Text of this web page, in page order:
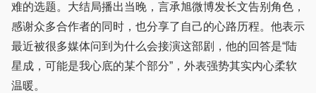
难的选题。大结局播出当晚，言承旭微博发长文告别角色，
感谢众多合作者的同时，也分享了自己的心路历程。他表示
最近被很多媒体问到为什么会接演这部剧，他的回答是“陆
星成，可能是我心底的某个部分”，外表强势其实内心柔软
温暖。